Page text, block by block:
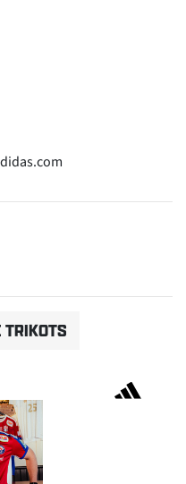
TRIKOTS